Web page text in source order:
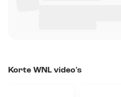
Korte WNL video's